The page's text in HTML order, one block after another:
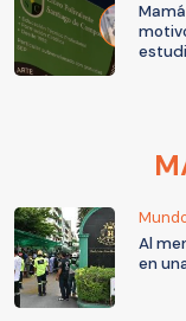
Al
en